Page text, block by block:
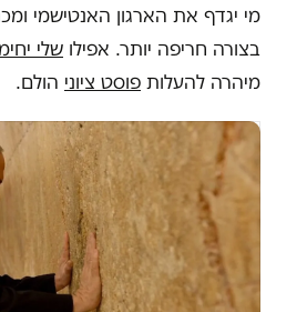
מי יגדף את הארגון האנטישמי
בצורה חריפה יותר. אפילו שלי
מיהרה להעלות פוסט ציוני הולם.